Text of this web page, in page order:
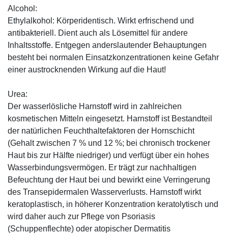
Alcohol:
Ethylalkohol: Körperidentisch. Wirkt erfrischend und
antibakteriell. Dient auch als Lösemittel für andere
Inhaltsstoffe. Entgegen anderslautender Behauptungen
besteht bei normalen Einsatzkonzentrationen keine Gefahr
einer austrocknenden Wirkung auf die Haut!
Urea:
Der wasserlösliche Harnstoff wird in zahlreichen
kosmetischen Mitteln eingesetzt. Harnstoff ist Bestandteil
der natürlichen Feuchthaltefaktoren der Hornschicht
(Gehalt zwischen 7 % und 12 %; bei chronisch trockener
Haut bis zur Hälfte niedriger) und verfügt über ein hohes
Wasserbindungsvermögen. Er trägt zur nachhaltigen
Befeuchtung der Haut bei und bewirkt eine Verringerung
des Transepidermalen Wasserverlusts. Harnstoff wirkt
keratoplastisch, in höherer Konzentration keratolytisch und
wird daher auch zur Pflege von Psoriasis
(Schuppenflechte) oder atopischer Dermatitis